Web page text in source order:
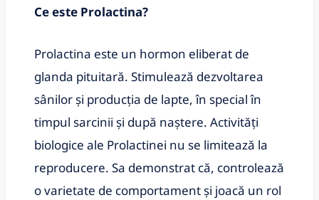
Ce este Prolactina?
Prolactina este un hormon eliberat de
glanda pituitară. Stimulează dezvoltarea
sânilor și producția de lapte, în special în
timpul sarcinii și după naștere. Activități
biologice ale Prolactinei nu se limitează la
reproducere. Sa demonstrat că, controlează
o varietate de comportament și joacă un rol